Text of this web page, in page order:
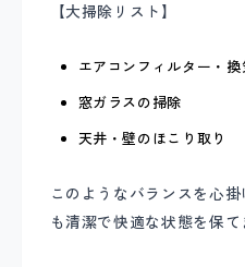
【大掃除リスト】
エアコンフィルター・
窓ガラスの掃除
天井・壁のほこり取り
このようなバランスを心
も清潔で快適な状態を保て